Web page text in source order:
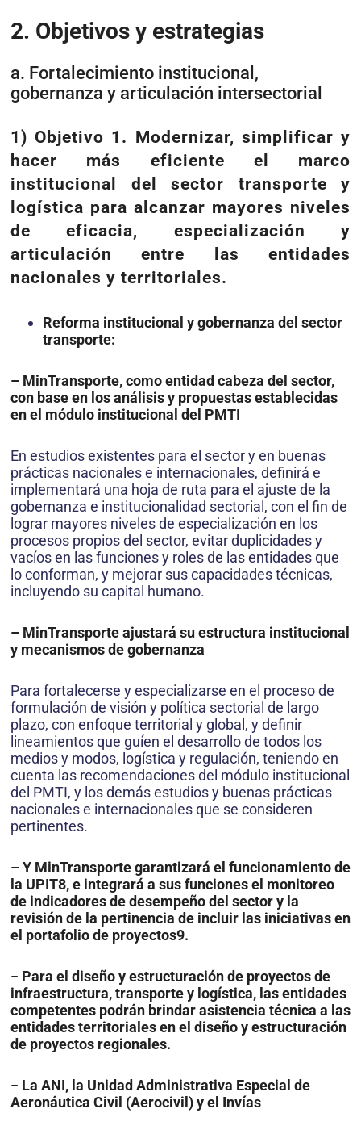
2. Objetivos y estrategias
a. Fortalecimiento institucional,
gobernanza y articulación intersectorial
1) Objetivo 1. Modernizar, simplificar y
hacer más eficiente el marco
institucional del sector transporte y
logística para alcanzar mayores niveles
de eficacia, especialización y
articulación entre las entidades
nacionales y territoriales.
Reforma institucional y gobernanza del sector
transporte:
– MinTransporte, como entidad cabeza del sector,
con base en los análisis y propuestas establecidas
en el módulo institucional del PMTI
En estudios existentes para el sector y en buenas
prácticas nacionales e internacionales, definirá e
implementará una hoja de ruta para el ajuste de la
gobernanza e institucionalidad sectorial, con el fin de
lograr mayores niveles de especialización en los
procesos propios del sector, evitar duplicidades y
vacíos en las funciones y roles de las entidades que
lo conforman, y mejorar sus capacidades técnicas,
incluyendo su capital humano.
– MinTransporte ajustará su estructura institucional
y mecanismos de gobernanza
Para fortalecerse y especializarse en el proceso de
formulación de visión y política sectorial de largo
plazo, con enfoque territorial y global, y definir
lineamientos que guíen el desarrollo de todos los
medios y modos, logística y regulación, teniendo en
cuenta las recomendaciones del módulo institucional
del PMTI, y los demás estudios y buenas prácticas
nacionales e internacionales que se consideren
pertinentes.
– Y MinTransporte garantizará el funcionamiento de
la UPIT8, e integrará a sus funciones el monitoreo
de indicadores de desempeño del sector y la
revisión de la pertinencia de incluir las iniciativas en
el portafolio de proyectos9.
− Para el diseño y estructuración de proyectos de
infraestructura, transporte y logística, las entidades
competentes podrán brindar asistencia técnica a las
entidades territoriales en el diseño y estructuración
de proyectos regionales.
− La ANI, la Unidad Administrativa Especial de
Aeronáutica Civil (Aerocivil) y el Invías